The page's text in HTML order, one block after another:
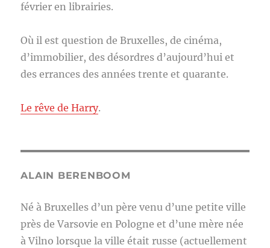
février en librairies.
Où il est question de Bruxelles, de cinéma,
d’immobilier, des désordres d’aujourd’hui et
des errances des années trente et quarante.
Le rêve de Harry.
ALAIN BERENBOOM
Né à Bruxelles d’un père venu d’une petite ville
près de Varsovie en Pologne et d’une mère née
à Vilno lorsque la ville était russe (actuellement